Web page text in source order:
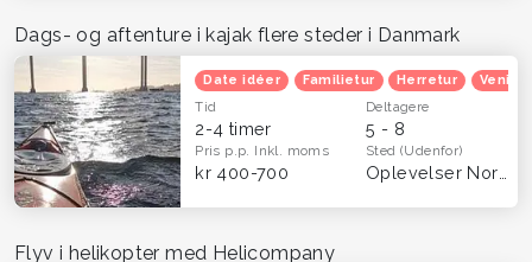
Dags- og aftenture i kajak flere steder i Danmark
Date idéer Familietur Herretur
Tid
2-4 timer
Deltagere
5 - 8
Pris p.p. Inkl. moms
kr 400-700
Sted(Udenfor)
Flyv i helikopter med Helicompany